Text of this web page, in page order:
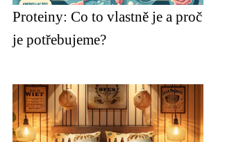
Proteiny: Co to vlastně je a proč
je potřebujeme?